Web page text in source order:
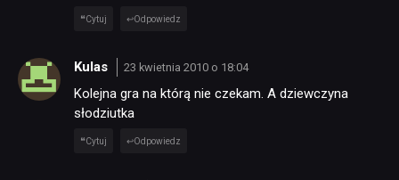
Cytuj Odpowiedz
Kulas 23 kwietnia 2010 o 18:04
Kolejna gra na którą nie czekam. A dziewczyna
słodziutka
Cytuj Odpowiedz